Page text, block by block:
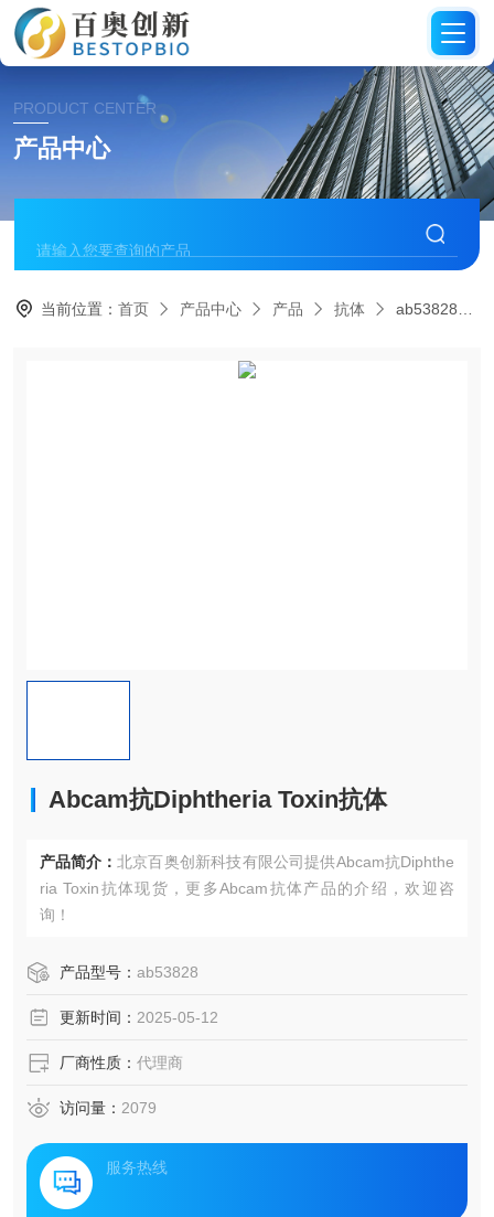
PRODUCT CENTER
产品中心
当前位置：首页 产品中心 产品 抗体 ab53828Abcam抗Diphtheria Toxin抗体
Abcam抗Diphtheria Toxin抗体
产品简介： 北京百奥创新科技有限公司提供Abcam抗Diphthe
ria Toxin抗体现货，更多Abcam抗体产品的介绍，欢迎咨
询！
产品型号： ab53828
更新时间： 2025-05-12
厂商性质： 代理商
访问量： 2079
服务热线